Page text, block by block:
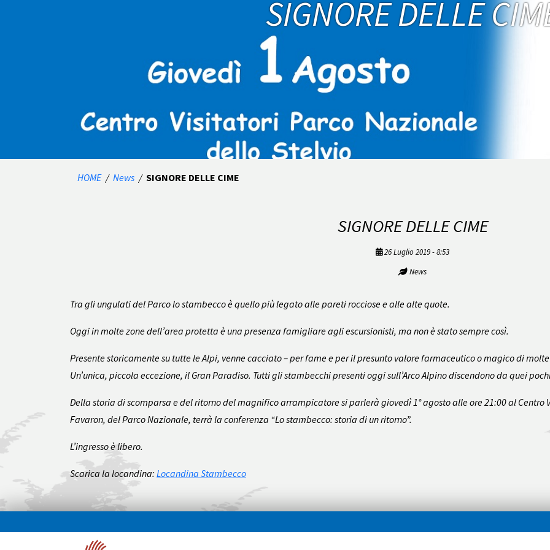
SIGNORE DELLE
HOME / News / SIGNORE DELLE CIME
SIGNORE DELLE CIME
26 Luglio 2019 - 8:53
News
Tra gli ungulati del Parco lo stambecco è quello più legato alle pareti rocciose e alle alte quote.
Oggi in molte zone dell’area protetta è una presenza famigliare agli escursionisti, ma non è stato sempre così.
Presente storicamente su tutte le Alpi, venne cacciato – per fame e per il presunto valore farmaceutico o magico di
Un’unica, piccola eccezione, il Gran Paradiso. Tutti gli stambecchi presenti oggi sull’Arco Alpino discendono da quei
Della storia di scomparsa e del ritorno del magnifico arrampicatore si parlerà giovedì 1° agosto alle ore 21:00 al Centro
Favaron, del Parco Nazionale, terrà la conferenza “Lo stambecco: storia di un ritorno”.
L’ingresso è libero.
Scarica la locandina: Locandina Stambecco